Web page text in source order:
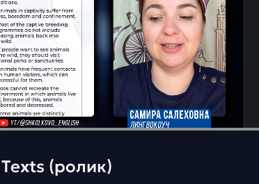
(ролик)